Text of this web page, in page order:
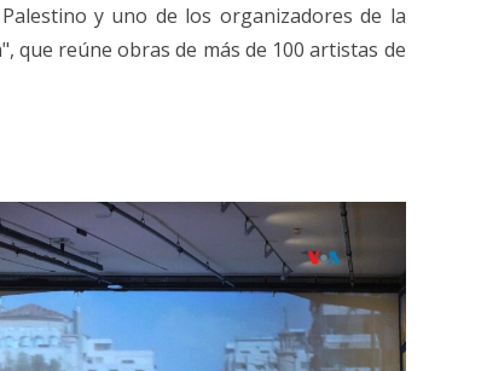
y uno de los organizadores de la
que reúne obras de más de 100 artistas de